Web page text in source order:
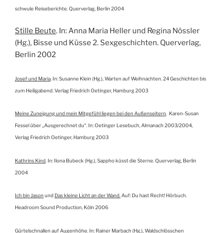
schwule Reiseberichte. Querverlag, Berlin 2004
Stille Beute. In: Anna Maria Heller und Regina Nössler
(Hg.), Bisse und Küsse 2. Sexgeschichten. Querverlag,
Berlin 2002
Josef und Maria . In: Susanne Klein (Hg.), Warten auf Weihnachten. 24 Geschichten bis
zum Heiligabend. Verlag Friedrich Oetinger, Hamburg 2003
Meine Zuneigung und mein Mitgefühl liegen bei den Außenseitern . Karen-Susan
Fessel über „Ausgerechnet du“. In: Oetinger Lesebuch, Almanach 2003/2004,
Verlag Friedrich Oetinger, Hamburg 2003
Kathrins Kind . In: Ilona Bubeck (Hg.), Sappho küsst die Sterne. Querverlag, Berlin
2004
Ich bin Jasonund Das kleine Licht an der Wand. Auf: Du hast Recht! Hörbuch.
Headroom Sound Production, Köln 2006
Gürtelschnallen auf Augenhöhe . In: Rainer Marbach (Hg.), Waldschlösschen